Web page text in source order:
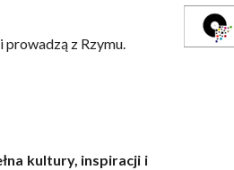
z Rzymu.
kultury, inspiracji i